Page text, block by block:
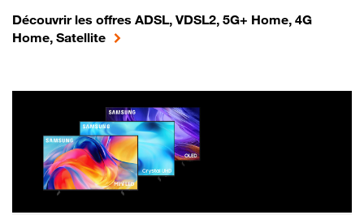
Découvrir les offres ADSL, VDSL2, 5G+ Home, 4G
Home, Satellite